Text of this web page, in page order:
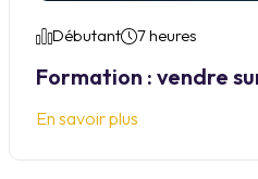
Débutant 7 heures
Formation : vendre
En savoir plus